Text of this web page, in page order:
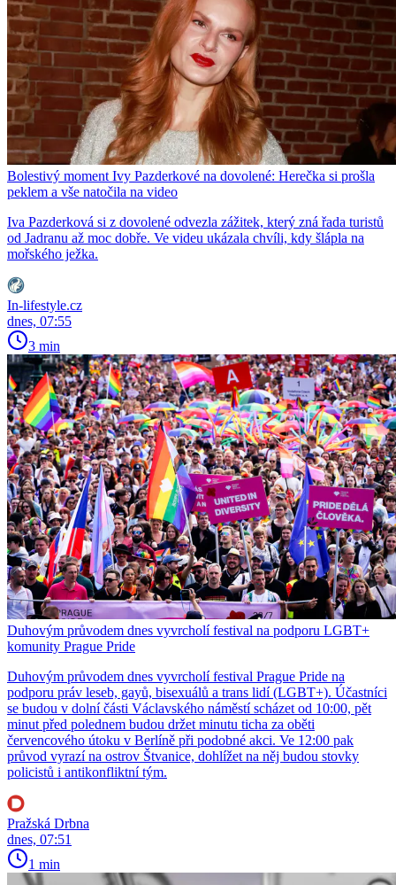
Bolestivý moment Ivy Pazderkové na dovolené: Herečka si prošla
peklem a vše natočila na video
Iva Pazderková si z dovolené odvezla zážitek, který zná řada turistů
od Jadranu až moc dobře. Ve videu ukázala chvíli, kdy šlápla na
mořského ježka.
In-lifestyle.cz
dnes, 07:55
3 min
Duhovým průvodem dnes vyvrcholí festival na podporu LGBT+
komunity Prague Pride
Duhovým průvodem dnes vyvrcholí festival Prague Pride na
podporu práv leseb, gayů, bisexuálů a trans lidí (LGBT+). Účastníci
se budou v dolní části Václavského náměstí scházet od 10:00, pět
minut před polednem budou držet minutu ticha za oběti
červencového útoku v Berlíně při podobné akci. Ve 12:00 pak
průvod vyrazí na ostrov Štvanice, dohlížet na něj budou stovky
policistů i antikonfliktní tým.
Pražská Drbna
dnes, 07:51
1 min